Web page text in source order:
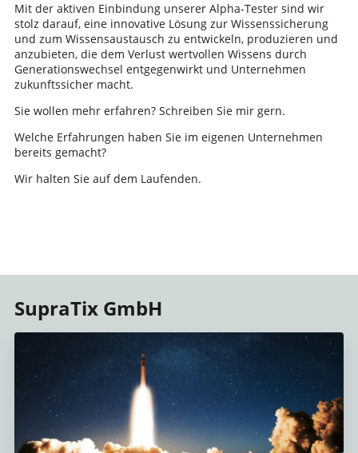
Mit der aktiven Einbindung unserer Alpha-Tester sind wir
stolz darauf, eine innovative Lösung zur Wissenssicherung
und zum Wissensaustausch zu entwickeln, produzieren und
anzubieten, die dem Verlust wertvollen Wissens durch
Generationswechsel entgegenwirkt und Unternehmen
zukunftssicher macht.
Sie wollen mehr erfahren? Schreiben Sie mir gern.
Welche Erfahrungen haben Sie im eigenen Unternehmen
bereits gemacht?
Wir halten Sie auf dem Laufenden.
SupraTix GmbH